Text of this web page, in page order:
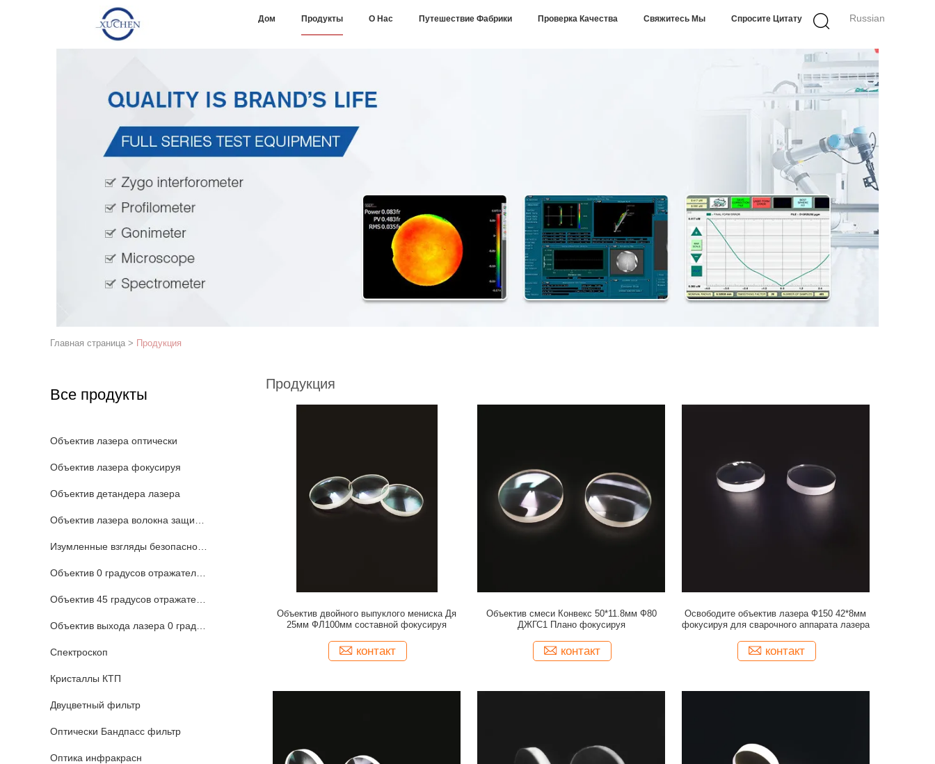
Russian
Дом Продукты О Нас Путешествие Фабрики Проверка Качества Свяжитесь Мы Спросите Цитату
Главная страница > Продукция
Все продукты
Объектив лазера оптически
Объектив лазера фокусируя
Объектив детандера лазера
Объектив лазера волокна защитный
Изумленные взгляды безопасности лазера
Объектив 0 градусов отражательный
Объектив 45 градусов отражательный
Объектив выхода лазера 0 градусов
Спектроскоп
Кристаллы КТП
Двуцветный фильтр
Оптически Бандпасс фильтр
Оптика инфракрасн
Продукция
Объектив двойного выпуклого мениска Дя
25мм ФЛ100мм составной фокусируя
контакт
Объектив смеси Конвекс 50*11.8мм Ф80
ДЖГС1 Плано фокусируя
контакт
Освободите объектив лазера Ф150 42*8мм
фокусируя для сварочного аппарата лазера
контакт